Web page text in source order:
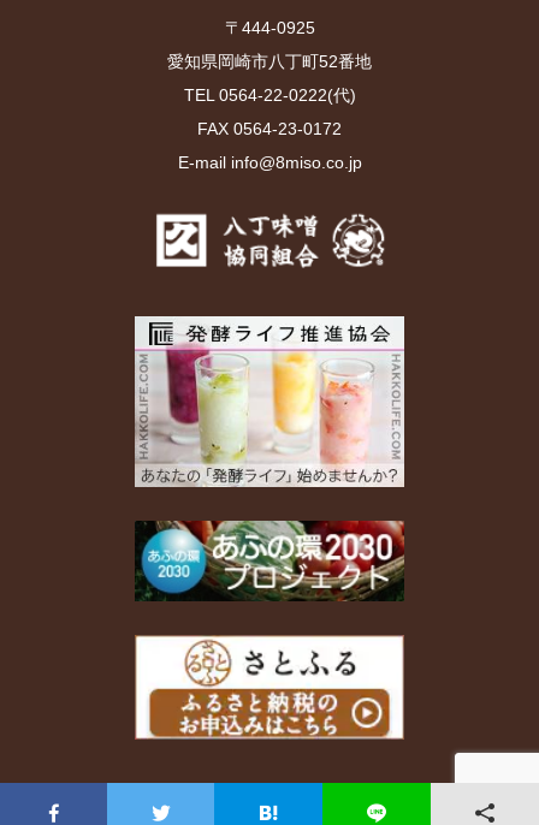
〒444-0925
愛知県岡崎市八丁町52番地
TEL 0564-22-0222(代)
FAX 0564-23-0172
E-mail info@8miso.co.jp
copyright(c) 2017 MARUYA HATCHO MISO co.,ltd. All rights reserved.